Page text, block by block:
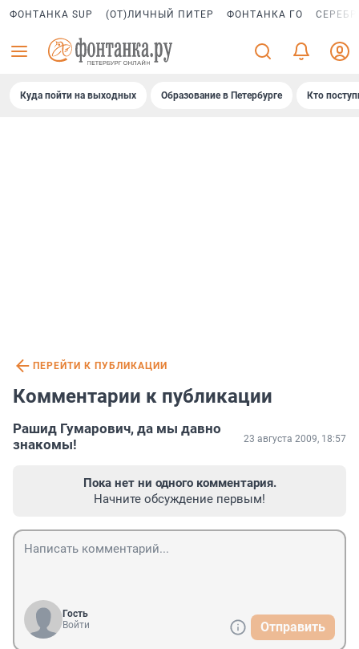
ФОНТАНКА SUP (ОТ)ЛИЧНЫЙ ПИТЕР ФОНТАНКА ГО
Куда пойти на выходных Образование в Петербурге Кто
ПЕРЕЙТИ К ПУБЛИКАЦИИ
Комментарии к публикации
Рашид Гумарович, да мы давно
знакомы!
23 августа 2009, 18:57
Пока нет ни одного комментария.
Начните обсуждение первым!
Гость
Войти
Отправить